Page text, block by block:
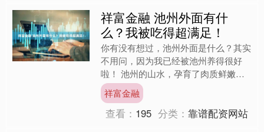
祥富金融 池州外面有什
么？我被吃得超满足！
你有没有想过，池州外面是什么？其实
不用问，因为我已经被池州养得很好
啦！ 池州的山水，孕育了肉质鲜嫩的
池州鳜鱼。这道菜，讲究的是「鲜」与
「嫩」的极致结合。清蒸鳜鱼....
祥富金融
查看： 195 分类：靠谱配资网站